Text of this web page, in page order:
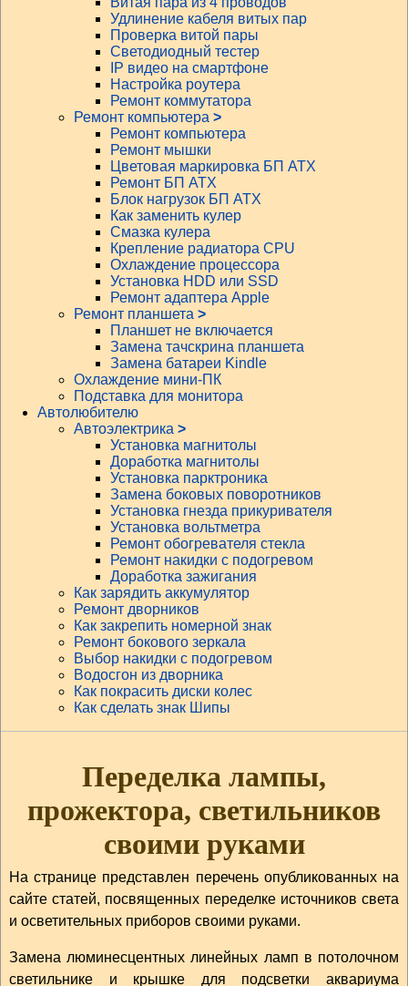
Удлинение кабеля витых пар
Проверка витой пары
Светодиодный тестер
IP видео на смартфоне
Настройка роутера
Ремонт коммутатора
Ремонт компьютера >
Ремонт компьютера
Ремонт мышки
Цветовая маркировка БП АТХ
Ремонт БП АТХ
Блок нагрузок БП АТХ
Как заменить кулер
Смазка кулера
Крепление радиатора CPU
Охлаждение процессора
Установка HDD или SSD
Ремонт адаптера Apple
Ремонт планшета >
Планшет не включается
Замена тачскрина планшета
Замена батареи Kindle
Охлаждение мини-ПК
Подставка для монитора
Автолюбителю
Автоэлектрика >
Установка магнитолы
Доработка магнитолы
Установка парктроника
Замена боковых поворотников
Установка гнезда прикуривателя
Установка вольтметра
Ремонт обогревателя стекла
Ремонт накидки с подогревом
Доработка зажигания
Как зарядить аккумулятор
Ремонт дворников
Как закрепить номерной знак
Ремонт бокового зеркала
Выбор накидки с подогревом
Водосгон из дворника
Как покрасить диски колес
Как сделать знак Шипы
Переделка лампы,
прожектора, светильников
своими руками
На странице представлен перечень опубликованных на
сайте статей, посвященных переделке источников света
и осветительных приборов своими руками.
Замена люминесцентных линейных ламп в потолочном
светильнике и крышке для подсветки аквариума